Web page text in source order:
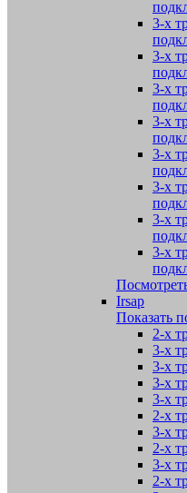
3-х
3-х
3-х
3-х
3-х
3-х
3-х
3-х
Irsap
Показать
2-х
3-х
3-х
3-х
3-х
2-х
3-х
2-х
3-х
2-х